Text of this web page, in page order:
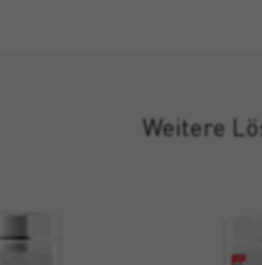
Weitere